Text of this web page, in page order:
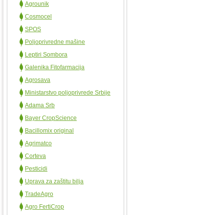
Agrounik
Cosmocel
SPOS
Poljoprivredne mašine
Leptiri Sombora
Galenika Fitofarmacija
Agrosava
Ministarstvo poljoprivrede Srbije
Adama Srb
Bayer CropScience
Bacillomix original
Agrimatco
Corteva
Pesticidi
Uprava za zaštitu bilja
TradeAgro
Agro FertiCrop